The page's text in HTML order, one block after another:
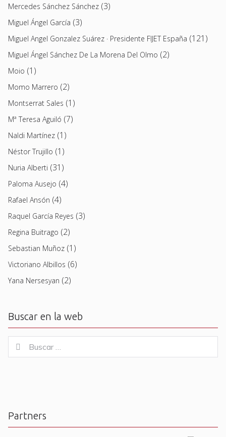
Mercedes Sánchez Sánchez (3)
Miguel Ángel García (3)
Miguel Angel Gonzalez Suárez · Presidente FIJET España (121)
Miguel Ángel Sánchez De La Morena Del Olmo (2)
Moio (1)
Momo Marrero (2)
Montserrat Sales (1)
Mª Teresa Aguiló (7)
Naldi Martínez (1)
Néstor Trujillo (1)
Nuria Alberti (31)
Paloma Ausejo (4)
Rafael Ansón (4)
Raquel García Reyes (3)
Regina Buitrago (2)
Sebastian Muñoz (1)
Victoriano Albillos (6)
Yana Nersesyan (2)
Buscar en la web
for:
Buscar
Partners